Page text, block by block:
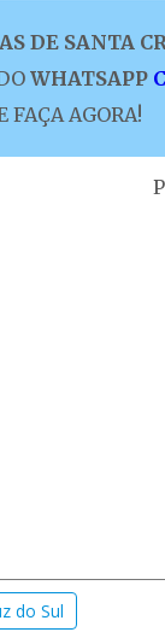
DE SANTA
WHATSAPP
FAÇA AGORA!
do Sul